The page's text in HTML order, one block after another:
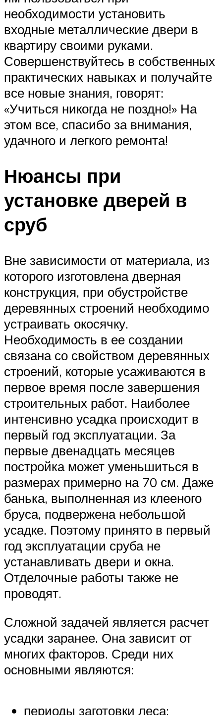
необходимости установить
входные металлические двери в
квартиру своими руками.
Совершенствуйтесь в собственных
практических навыках и получайте
все новые знания, говорят:
«Учиться никогда не поздно!» На
этом все, спасибо за внимания,
удачного и легкого ремонта!
Нюансы при
установке дверей в
сруб
Вне зависимости от материала, из
которого изготовлена дверная
конструкция, при обустройстве
деревянных строений необходимо
устраивать окосячку.
Необходимость в ее создании
связана со свойством деревянных
строений, которые усаживаются в
первое время после завершения
строительных работ. Наиболее
интенсивно усадка происходит в
первый год эксплуатации. За
первые двенадцать месяцев
постройка может уменьшиться в
размерах примерно на 70 см. Даже
банька, выполненная из клееного
бруса, подвержена небольшой
усадке. Поэтому принято в первый
год эксплуатации сруба не
устанавливать двери и окна.
Отделочные работы также не
проводят.
Сложной задачей является расчет
усадки заранее. Она зависит от
многих факторов. Среди них
основными являются:
периоды заготовки леса;